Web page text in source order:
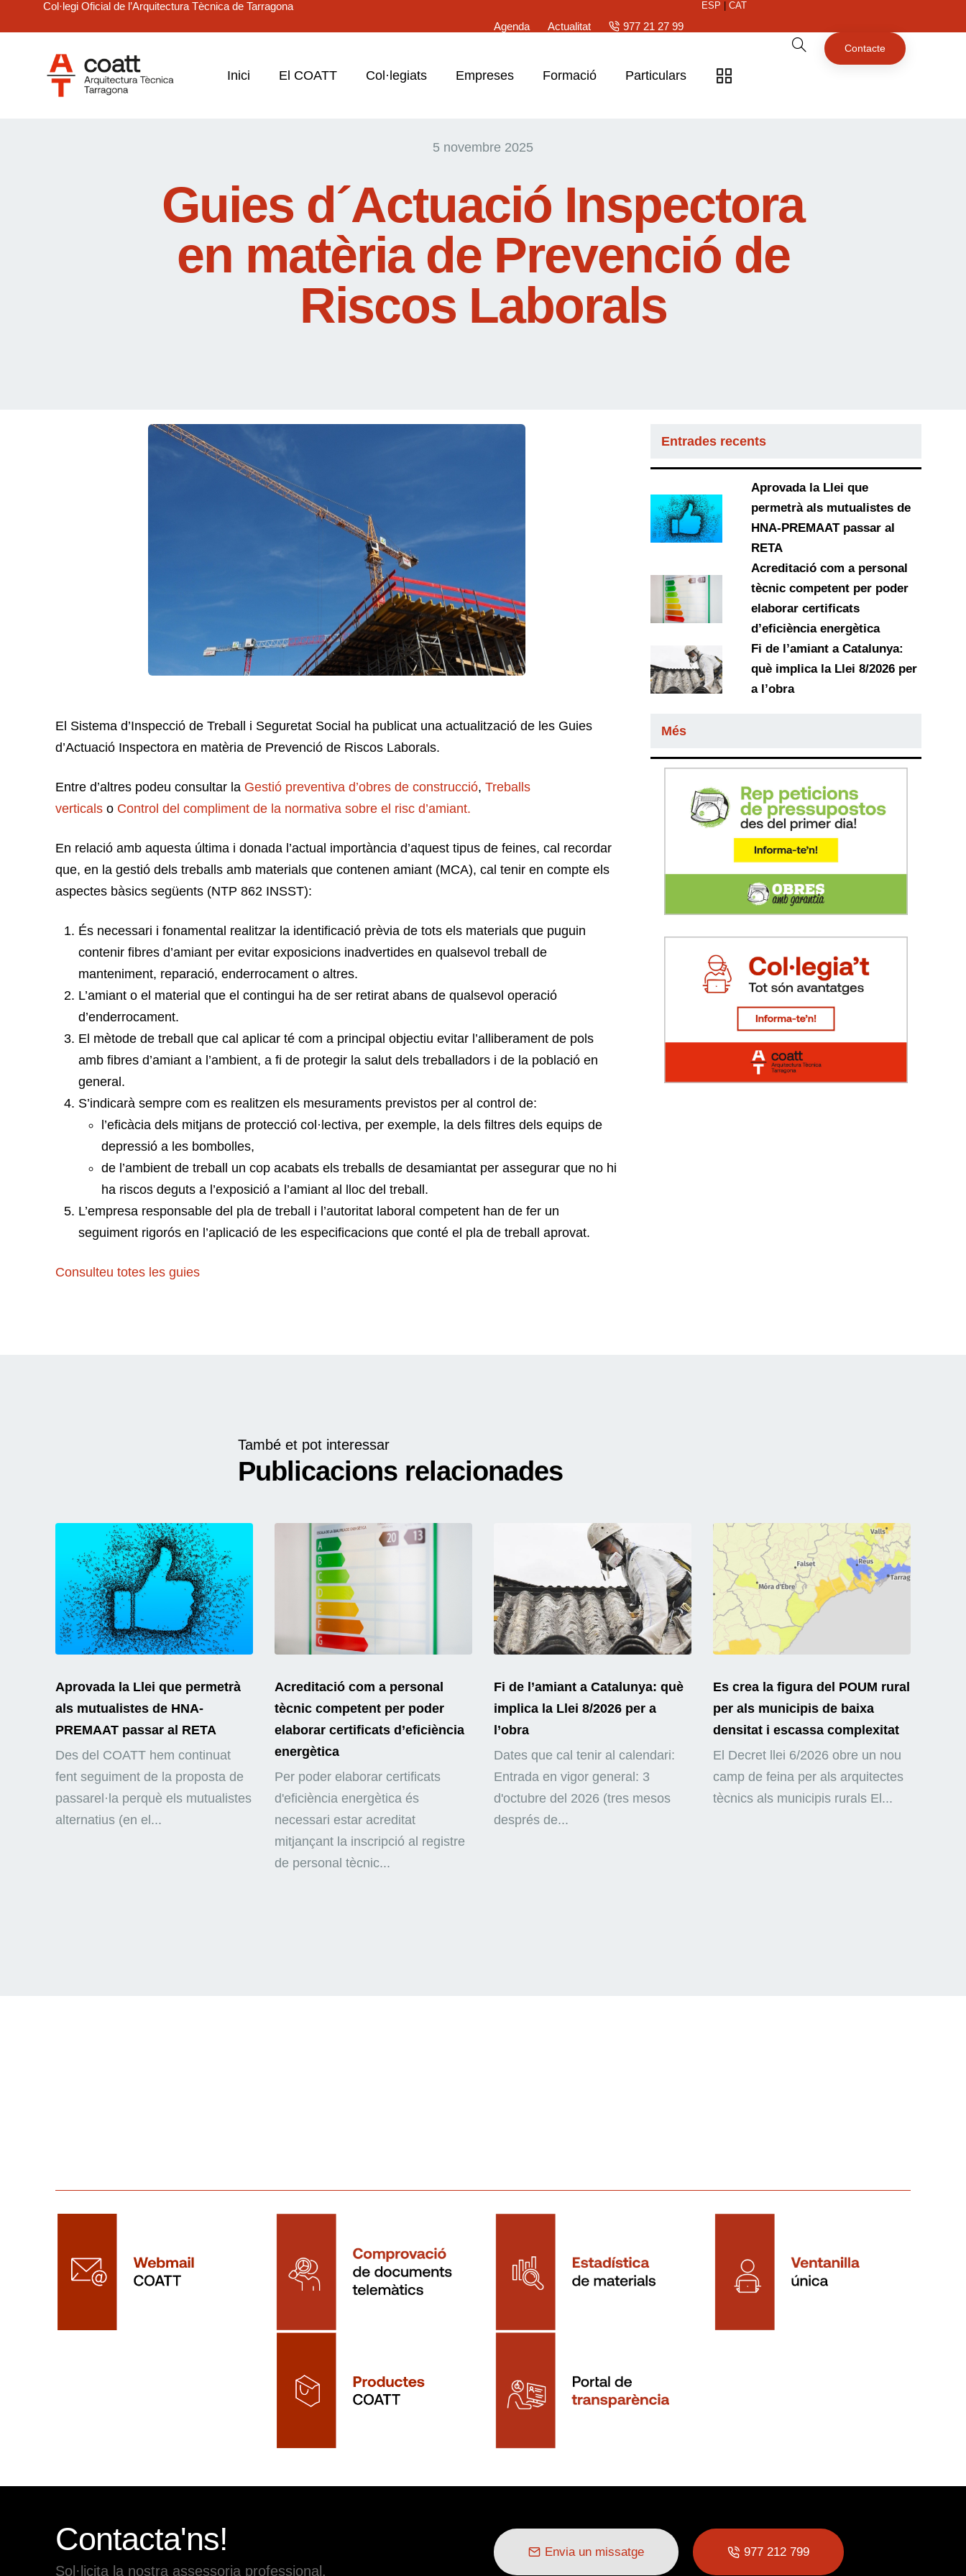
Col·legi Oficial de l’Arquitectura Tècnica de Tarragona
Agenda
Actualitat 977 21 27 99
ESP CAT
Inici El COATT Col·legiats Empreses Formació Particulars
Contacte
5 novembre 2025
Guies d´Actuació Inspectora
en matèria de Prevenció de
Riscos Laborals
El Sistema d’Inspecció de Treball i Seguretat Social ha publicat una actualització de les Guies
d’Actuació Inspectora en matèria de Prevenció de Riscos Laborals.
Entre d’altres podeu consultar la Gestió preventiva d’obres de construcció, Treballs
verticals o Control del compliment de la normativa sobre el risc d’amiant.
En relació amb aquesta última i donada l’actual importància d’aquest tipus de feines, cal recordar
que, en la gestió dels treballs amb materials que contenen amiant (MCA), cal tenir en compte els
aspectes bàsics següents (NTP 862 INSST):
És necessari i fonamental realitzar la identificació prèvia de tots els materials que puguin
contenir fibres d’amiant per evitar exposicions inadvertides en qualsevol treball de
manteniment, reparació, enderrocament o altres.
L’amiant o el material que el contingui ha de ser retirat abans de qualsevol operació
d’enderrocament.
El mètode de treball que cal aplicar té com a principal objectiu evitar l’alliberament de pols
amb fibres d’amiant a l’ambient, a fi de protegir la salut dels treballadors i de la població en
general.
S’indicarà sempre com es realitzen els mesuraments previstos per al control de:
l’eficàcia dels mitjans de protecció col·lectiva, per exemple, la dels filtres dels equips de
depressió a les bombolles,
de l’ambient de treball un cop acabats els treballs de desamiantat per assegurar que no hi
ha riscos deguts a l’exposició a l’amiant al lloc del treball.
L’empresa responsable del pla de treball i l’autoritat laboral competent han de fer un
seguiment rigorós en l’aplicació de les especificacions que conté el pla de treball aprovat.
Consulteu totes les guies
Entrades recents
Aprovada la Llei que
permetrà als mutualistes de
HNA-PREMAAT passar al
RETA
Acreditació com a personal
tècnic competent per poder
elaborar certificats
d’eficiència energètica
Fi de l’amiant a Catalunya:
què implica la Llei 8/2026 per
a l’obra
Més
També et pot interessar
Publicacions relacionades
Aprovada la Llei que permetrà
als mutualistes de HNA-
PREMAAT passar al RETA
Des del COATT hem continuat
fent seguiment de la proposta de
passarel·la perquè els mutualistes
alternatius (en el...
Acreditació com a personal
tècnic competent per poder
elaborar certificats d’eficiència
energètica
Per poder elaborar certificats
d'eficiència energètica és
necessari estar acreditat
mitjançant la inscripció al registre
de personal tècnic...
Fi de l’amiant a Catalunya: què
implica la Llei 8/2026 per a
l’obra
Dates que cal tenir al calendari:
Entrada en vigor general: 3
d'octubre del 2026 (tres mesos
després de...
Es crea la figura del POUM rural
per als municipis de baixa
densitat i escassa complexitat
El Decret llei 6/2026 obre un nou
camp de feina per als arquitectes
tècnics als municipis rurals El...
Contacta'ns!
Sol·licita la nostra assessoria professional.
Envia un missatge 977 212 799